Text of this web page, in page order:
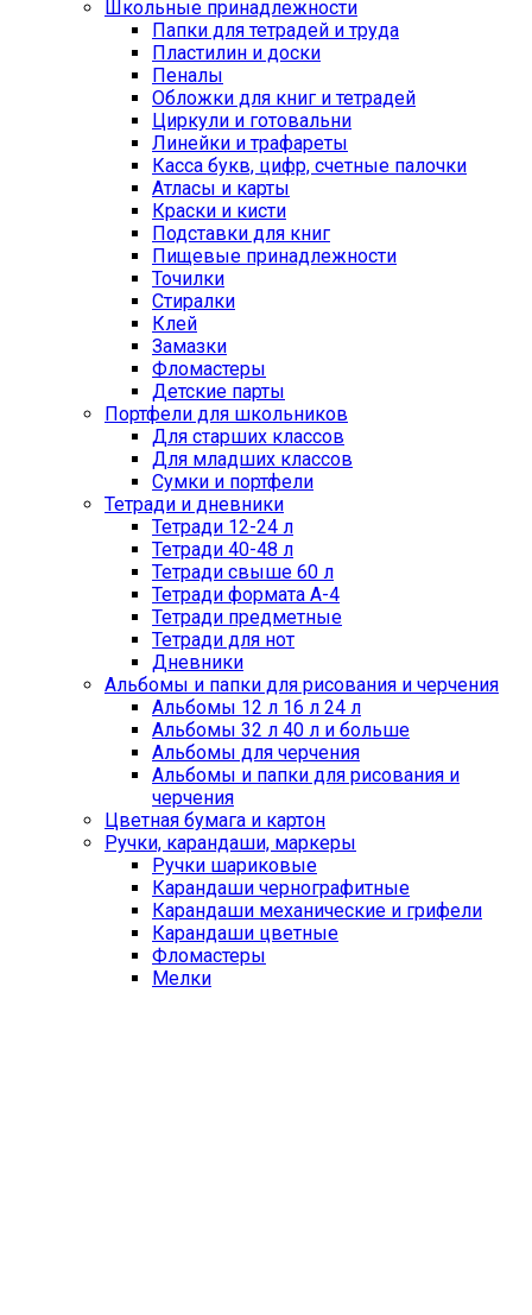
Школьные принадлежности
Папки для тетрадей и труда
Пластилин и доски
Пеналы
Обложки для книг и тетрадей
Циркули и готовальни
Линейки и трафареты
Касса букв, цифр, счетные палочки
Атласы и карты
Краски и кисти
Подставки для книг
Пищевые принадлежности
Точилки
Стиралки
Клей
Замазки
Фломастеры
Детские парты
Портфели для школьников
Для старших классов
Для младших классов
Сумки и портфели
Тетради и дневники
Тетради 12-24 л
Тетради 40-48 л
Тетради свыше 60 л
Тетради формата А-4
Тетради предметные
Тетради для нот
Дневники
Альбомы и папки для рисования и черчения
Альбомы 12 л 16 л 24 л
Альбомы 32 л 40 л и больше
Альбомы для черчения
Альбомы и папки для рисования и
черчения
Цветная бумага и картон
Ручки, карандаши, маркеры
Ручки шариковые
Карандаши чернографитные
Карандаши механические и грифели
Карандаши цветные
Фломастеры
Мелки